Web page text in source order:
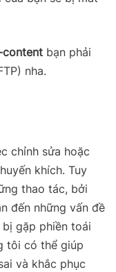
bạn phải
nha.
chỉnh sửa hoặc
khích. Tuy
thao tác, bởi
đến những vấn đề
gặp phiền toái
tôi có thể giúp
và khắc phục